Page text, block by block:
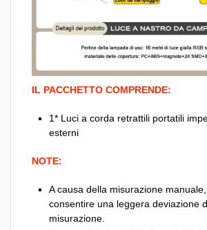
IL PACCHETTO COMPRENDE:
1* Luci a corda retrattili portatili
esterni
NOTE:
A causa della misurazione
consentire una leggera deviazione
misurazione.